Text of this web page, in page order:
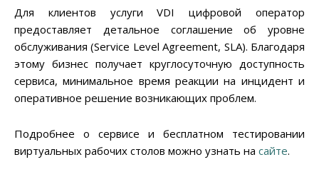
Для клиентов услуги VDI цифровой оператор
предоставляет детальное соглашение об уровне
обслуживания (Service Level Agreement, SLA). Благодаря
этому бизнес получает круглосуточную доступность
сервиса, минимальное время реакции на инцидент и
оперативное решение возникающих проблем.
Подробнее о сервисе и бесплатном тестировании
виртуальных рабочих столов можно узнать на сайте.